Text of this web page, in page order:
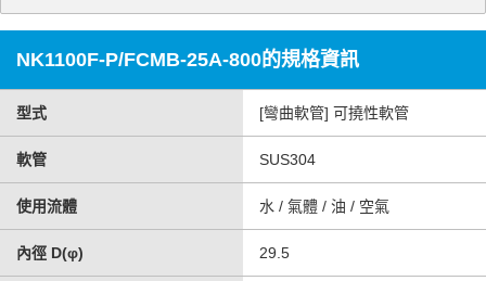
NK1100F-P/FCMB-25A-800的規格資訊
型式 [彎曲軟管] 可撓性軟管
軟管 SUS304
使用流體 水 / 氣體 / 油 / 空氣
內徑 D(φ) 29.5